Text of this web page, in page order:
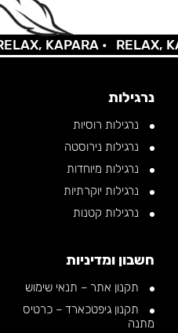
KAPARA • RELAX,
נרגילות
נרגילות רוסיות
נרגילות נירוסטה
נרגילות מיוחדות
נרגילות יוקרתיות
נרגילות קטנות
חשבון ומדיניות
תקנון אתר – תנאי שימוש
תקנון גיפטכארד – כרטיס
מתנה